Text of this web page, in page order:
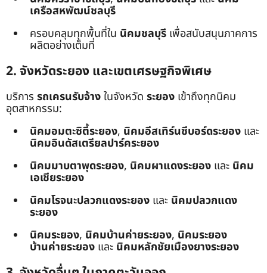
เครือสหพัฒน์ชลบุรี
ครอบคลุมทุกพื้นที่ใน นิคมชลบุรี เพื่อสนับสนุนภาคการ
ผลิตอย่างเต็มที่
2. จังหวัดระยอง และเขตเศรษฐกิจพิเศษ
บริการ รถเครนรับจ้างในจังหวัด ระยอง เข้าถึงทุกนิคม
อุตสาหกรรม:
นิคมอมตะซิตี้ระยอง, นิคมอีสเทิร์นซีบอร์ดระยอง และ
นิคมอินดัสเตรียลปาร์คระยอง
นิคมมาบตาพุดระยอง, นิคมผาแดงระยอง และ นิคม
เอเชียระยอง
นิคมโรจนะปลวกแดงระยอง และ นิคมปลวกแดง
ระยอง
นิคมระยอง, นิคมบ้านค่ายระยอง, นิคมระยอง
บ้านค่ายระยอง และ นิคมหลักชัยเมืองยางระยอง